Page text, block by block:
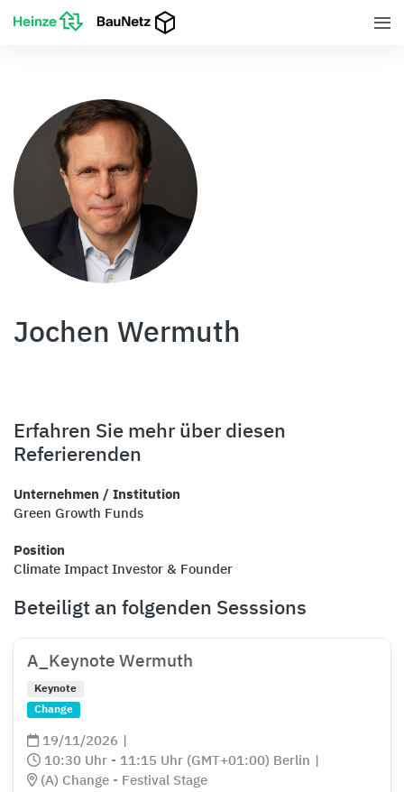
Jochen Wermuth
Erfahren Sie mehr über diesen
Referierenden
Unternehmen / Institution
Green Growth Funds
Position
Climate Impact Investor & Founder
Beteiligt an folgenden Sesssions
A_Keynote Wermuth
Keynote
Change
19/11/2026
10:30 Uhr - 11:15 Uhr (GMT+01:00) Berlin
(A) Change - Festival Stage